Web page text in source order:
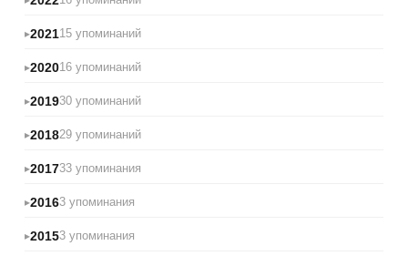
202115 упоминаний
202016 упоминаний
201930 упоминаний
201829 упоминаний
201733 упоминания
20163 упоминания
20153 упоминания